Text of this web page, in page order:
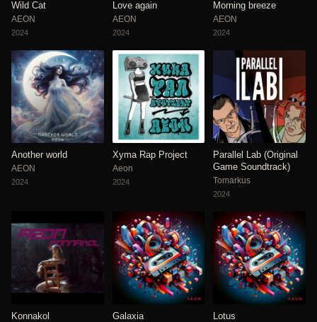
Wild Cat
AEON
2024
Love again
AEON
2024
Morning breeze
AEON
2024
Another world
AEON
2024
Xyma Rap Project
Aeon
2024
Parallel Lab (Original
Game Soundtrack)
Tomarkus
2024
Konnakol Galaxia Lotus